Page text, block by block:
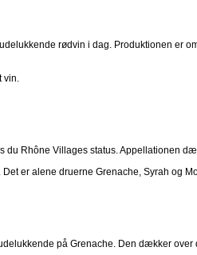
rødvin i dag. Produktionen
vin.
du Rhône Villages status. Appellationen
er alene druerne Grenache, Syrah og
på Grenache. Den dækker